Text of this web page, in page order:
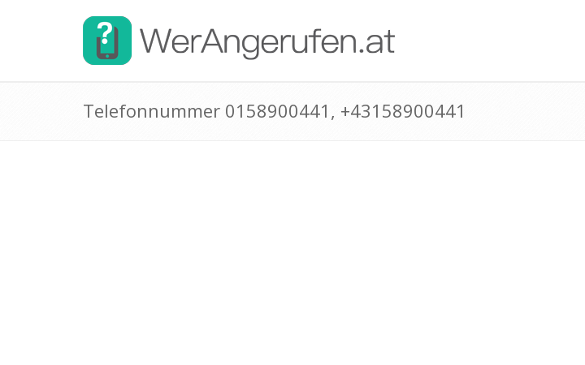
Telefonnummer 0158900441, +43158900441